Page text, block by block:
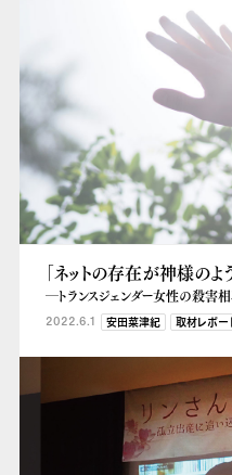
「ネットの存在が神様のよ
―トランスジェンダー女性の殺害
2022.6.1 安田菜津紀 取材レポー